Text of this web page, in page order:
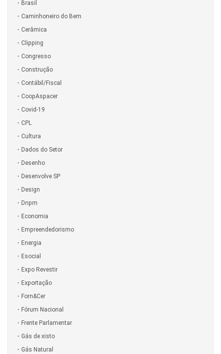
Brasil
Caminhoneiro do Bem
Cerâmica
Clipping
Congresso
Construção
Contábil/Fiscal
CoopAspacer
Covid-19
CPL
Cultura
Dados do Setor
Desenho
Desenvolve SP
Design
Dnpm
Economia
Empreendedorismo
Energia
Esocial
Expo Revestir
Exportação
Forn&Cer
Fórum Nacional
Frente Parlamentar
Gás de xisto
Gás Natural